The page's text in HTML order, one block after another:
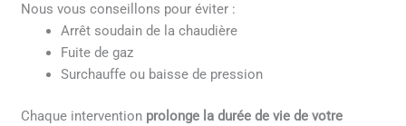
Nous vous conseillons pour éviter :
Arrêt soudain de la chaudière
Fuite de gaz
Surchauffe ou baisse de pression
Chaque intervention prolonge la durée de vie de votre